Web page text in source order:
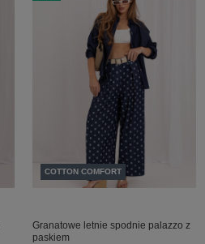
COTTON COMFORT
Granatowe letnie spodnie palazzo z
paskiem